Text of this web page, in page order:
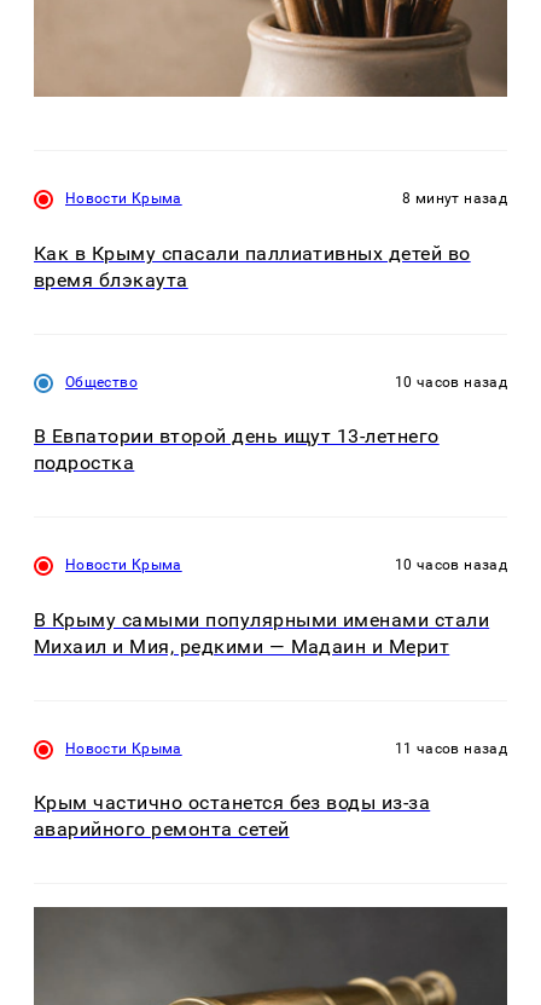
Новости Крыма 8 минут назад
Как в Крыму спасали паллиативных детей во
время блэкаута
Общество 10 часов назад
В Евпатории второй день ищут 13-летнего
подростка
Новости Крыма 10 часов назад
В Крыму самыми популярными именами стали
Михаил и Мия, редкими — Мадаин и Мерит
Новости Крыма 11 часов назад
Крым частично останется без воды из-за
аварийного ремонта сетей